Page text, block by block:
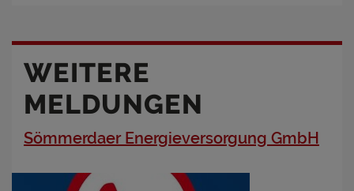
WEITERE
MELDUNGEN
Sömmerdaer Energieversorgung GmbH